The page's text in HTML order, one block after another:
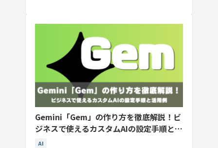
Gemini「Gem」の作り方を徹底解説！ビ
ジネスで使えるカスタムAIの設定手順と活
用例
AI